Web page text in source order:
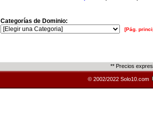
Categorías de Dominio:
[Pág.
** Precios
© 2002/2022 Solo10.com